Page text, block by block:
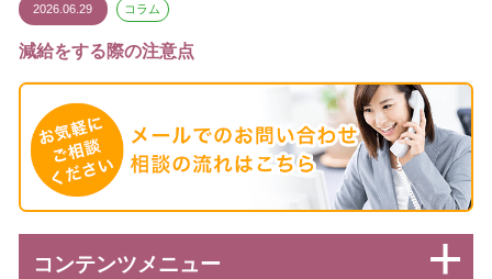
2026.06.29 コラム
減給をする際の注意点
コンテンツメニュー